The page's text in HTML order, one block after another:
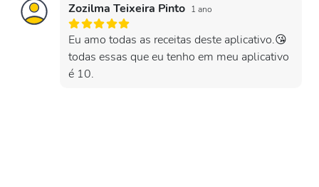
Zozilma Teixeira Pinto 1 ano
Eu amo todas as receitas deste aplicativo.😘
todas essas que eu tenho em meu aplicativo
é 10.